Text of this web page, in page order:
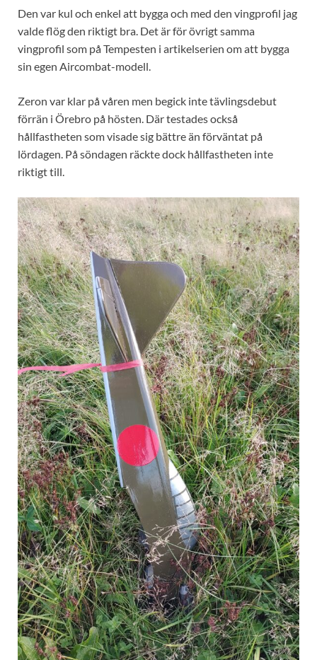
Den var kul och enkel att bygga och med den vingprofil jag
valde flög den riktigt bra. Det är för övrigt samma
vingprofil som på Tempesten i artikelserien om att bygga
sin egen Aircombat-modell.
Zeron var klar på våren men begick inte tävlingsdebut
förrän i Örebro på hösten. Där testades också
hållfastheten som visade sig bättre än förväntat på
lördagen. På söndagen räckte dock hållfastheten inte
riktigt till.